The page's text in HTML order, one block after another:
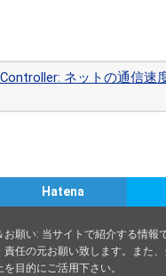
ネットの通信速
Hatena
お願い: 当サイトで紹介する情報
責任の元お願い致します。また
目的にご活用下さい。